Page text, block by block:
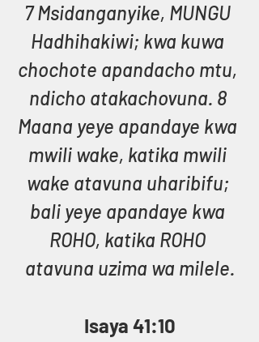
7 Msidanganyike, MUNGU
Hadhihakiwi; kwa kuwa
chochote apandacho mtu,
ndicho atakachovuna. 8
Maana yeye apandaye kwa
mwili wake, katika mwili
wake atavuna uharibifu;
bali yeye apandaye kwa
ROHO, katika ROHO
atavuna uzima wa milele.
Isaya 41:10